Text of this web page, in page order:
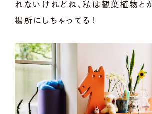
れないけれどね、私は観葉植物と
場所にしちゃってる！